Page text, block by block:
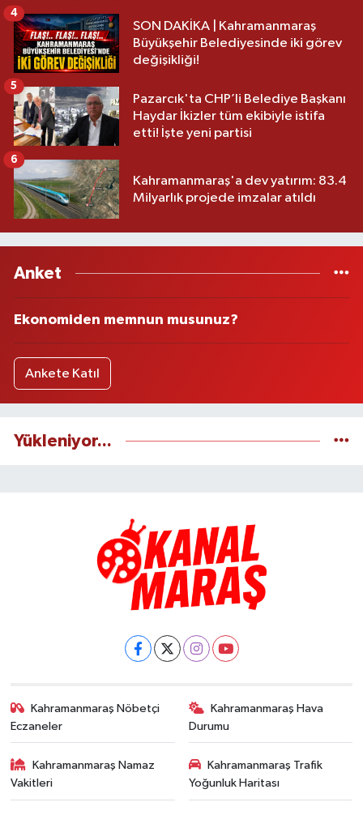
SON DAKİKA | Kahramanmaraş
Büyükşehir Belediyesinde iki görev
değişikliği!
4
Pazarcık'ta CHP’li Belediye Başkanı
Haydar İkizler tüm ekibiyle istifa
etti! İşte yeni partisi
5
Kahramanmaraş'a dev yatırım: 83.4
Milyarlık projede imzalar atıldı
6
Anket
Ekonomiden memnun musunuz?
Ankete Katıl
Yükleniyor...
Kahramanmaraş Nöbetçi
Eczaneler
Kahramanmaraş Hava
Durumu
Kahramanmaraş Namaz
Vakitleri
Kahramanmaraş Trafik
Yoğunluk Haritası